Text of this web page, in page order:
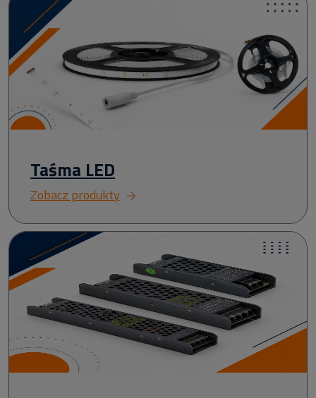
Taśma LED
Zobacz produkty